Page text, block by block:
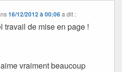
16/12/2012 à 00:06 a dit :
travail de mise en page !
vraiment beaucoup